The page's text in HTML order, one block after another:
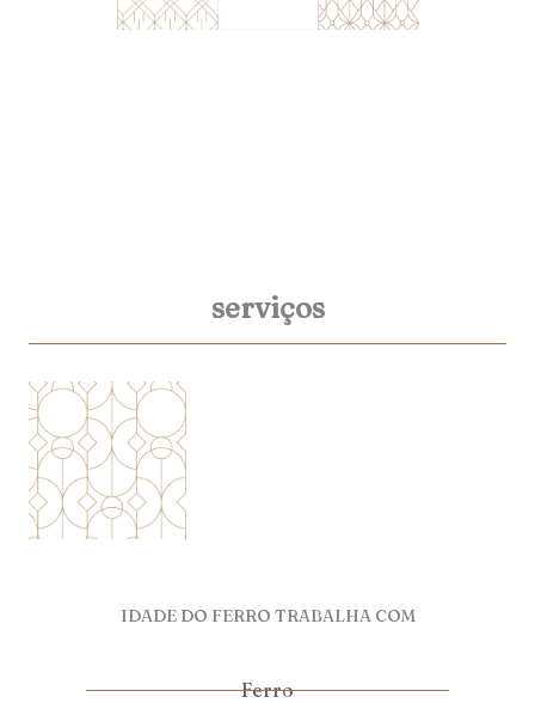
serviços
IDADE DO FERRO TRABALHA COM
Ferro